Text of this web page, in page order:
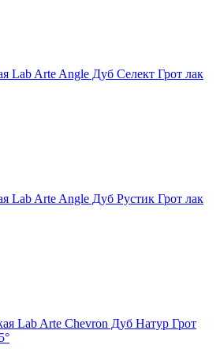
Lab Arte Angle Дуб Селект Грот лак
Lab Arte Angle Дуб Рустик Грот лак
Lab Arte Chevron Дуб Натур Грот